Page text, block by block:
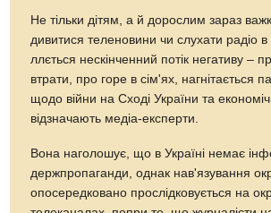
Не тільки дітям, а й дорослим зараз
дивитися теленовини чи слухати радіо в
ллється нескінченний потік негативу –
втрати, про горе в сім'ях, нагнітається
щодо війни на Cході України та
відзначають медіа-експерти.
Вона наголошує, що в Україні немає
держпропаганди, однак нав'язування
опосередковано прослідковується на